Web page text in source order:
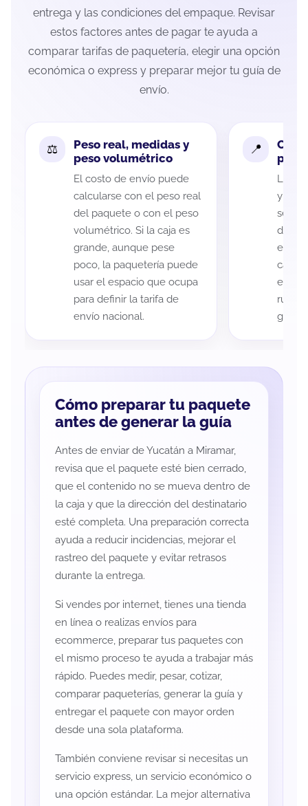
entrega y las condiciones del empaque. Revisar
estos factores antes de pagar te ayuda a
comparar tarifas de paquetería, elegir una opción
económica o express y preparar mejor tu guía de
envío.
Peso real, medidas y
peso volumétrico
El costo de envío puede
calcularse con el peso real
del paquete o con el peso
volumétrico. Si la caja es
grande, aunque pese
poco, la paquetería puede
usar el espacio que ocupa
para definir la tarifa de
envío nacional.
La
y
de
cada
es
ruta
guía
Cómo preparar tu paquete
antes de generar la guía
Antes de enviar de Yucatán a Miramar,
revisa que el paquete esté bien cerrado,
que el contenido no se mueva dentro de
la caja y que la dirección del destinatario
esté completa. Una preparación correcta
ayuda a reducir incidencias, mejorar el
rastreo del paquete y evitar retrasos
durante la entrega.
Si vendes por internet, tienes una tienda
en línea o realizas envíos para
ecommerce, preparar tus paquetes con
el mismo proceso te ayuda a trabajar más
rápido. Puedes medir, pesar, cotizar,
comparar paqueterías, generar la guía y
entregar el paquete con mayor orden
desde una sola plataforma.
También conviene revisar si necesitas un
servicio express, un servicio económico o
una opción estándar. La mejor alternativa